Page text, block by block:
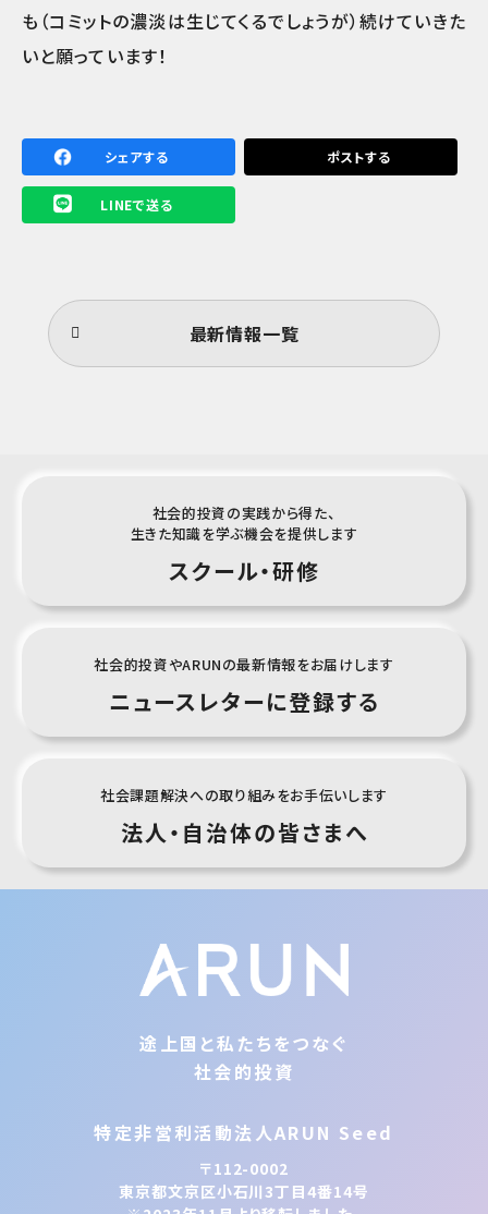
も（コミットの濃淡は生じてくるでしょうが）続けていきた
いと願っています！
シェアする ポストする
LINEで送る
最新情報一覧
社会的投資の実践から得た、
生きた知識を学ぶ機会を提供します
スクール・研修
社会的投資やARUNの最新情報をお届けします
ニュースレターに登録する
社会課題解決への取り組みをお手伝いします
法人・自治体の皆さまへ
途上国と私たちをつなぐ
社会的投資
特定非営利活動法人ARUN Seed
〒112-0002
東京都文京区小石川3丁目4番14号